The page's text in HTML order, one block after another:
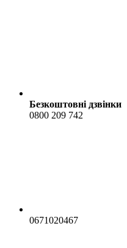
Безкоштовні дзвінки
0800 209 742
0671020467